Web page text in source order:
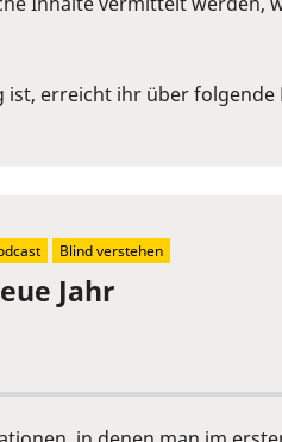
ist, erreicht ihr über folgende
Jahr
Blind verstehen